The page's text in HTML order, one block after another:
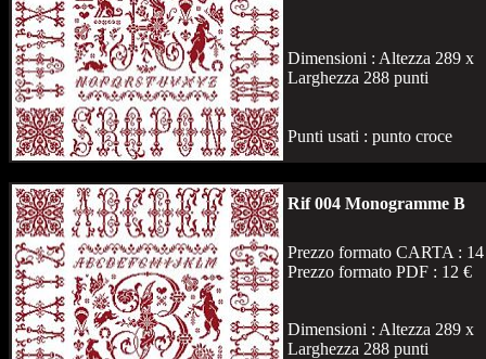
Dimensioni : Altezza 289 x
Larghezza 288 punti
Punti usati : punto croce
Rif 004 Monogramme B
Prezzo formato CARTA :
Prezzo formato PDF : 12 €
Dimensioni : Altezza 289 x
Larghezza 288 punti